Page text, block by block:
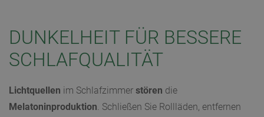
DUNKELHEIT FÜR BESSERE
SCHLAFQUALITÄT
Lichtquellen im Schlafzimmer stören die
Melatoninproduktion. Schließen Sie Rollläden, entfernen